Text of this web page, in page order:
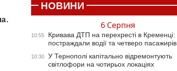
НОВИНИ
6 Серпня
10:55
Кривава ДТП на перехресті в Кременці:
постраждали водії та четверо пасажирів
10:30
У Тернополі капітально відремонтують
світлофори на чотирьох локаціях